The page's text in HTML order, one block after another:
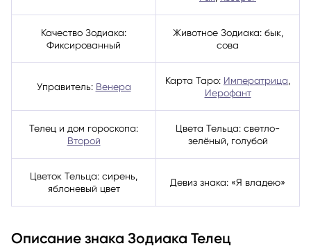
Качество Зодиака:
Фиксированный
Животное Зодиака: бык,
сова
Управитель: Венера
Карта Таро: Императрица,
Иерофант
Телец и дом гороскопа:
Второй
Цвета Тельца: светло-
зелёный, голубой
Цветок Тельца: сирень,
яблоневый цвет
Девиз знака: «Я владею»
Описание знака Зодиака Телец